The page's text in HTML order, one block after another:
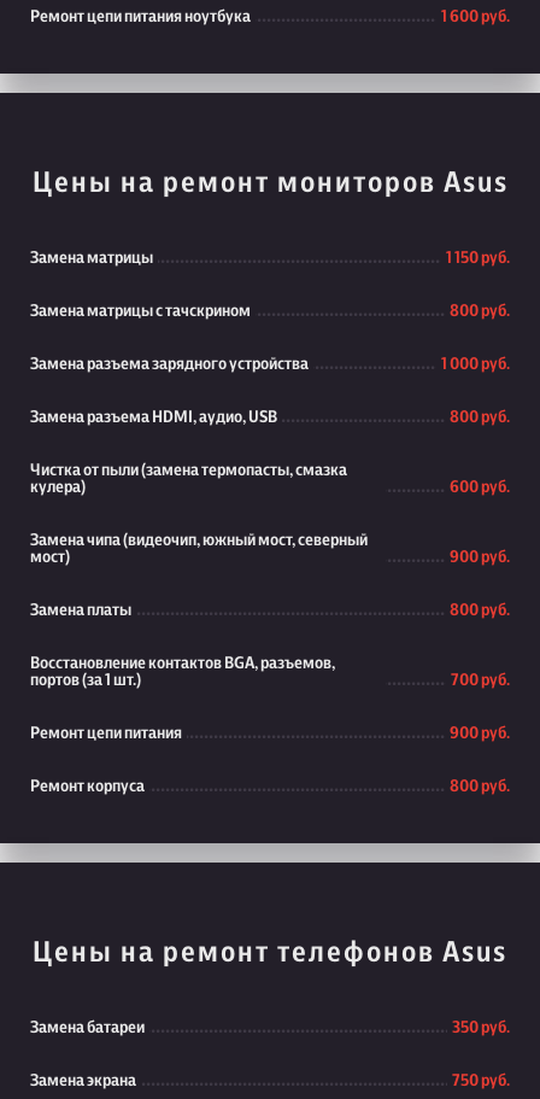
Ремонт цепи питания ноутбука 1 600 руб.
Цены на ремонт мониторов Asus
Замена матрицы 1 150 руб.
Замена матрицы с тачскрином 800 руб.
Замена разъема зарядного устройства 1 000 руб.
Замена разъема HDMI, аудио, USB 800 руб.
Чистка от пыли (замена термопасты, смазка
кулера)
600 руб.
Замена чипа (видеочип, южный мост, северный
мост)
900 руб.
Замена платы 800 руб.
Восстановление контактов BGA, разъемов,
портов (за 1 шт.)
700 руб.
Ремонт цепи питания 900 руб.
Ремонт корпуса 800 руб.
Цены на ремонт телефонов Asus
Замена батареи 350 руб.
Замена экрана 750 руб.